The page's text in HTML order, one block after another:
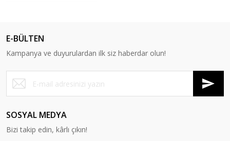
E-BÜLTEN
Kampanya ve duyurulardan ilk siz haberdar olun!
SOSYAL MEDYA
Bizi takip edin, kârlı çıkın!